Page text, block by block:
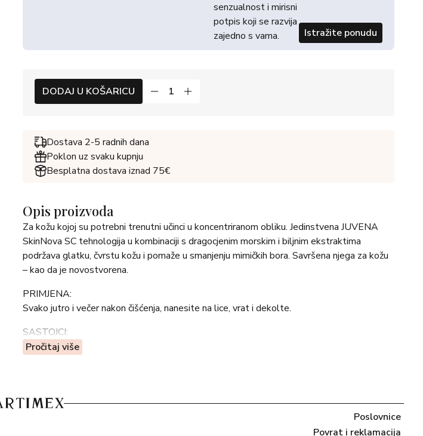
senzualnost i mirisni
potpis koji se razvija
zajedno s vama.
Istražite ponudu
DODAJ U KOŠARICU
Dostava 2-5 radnih dana
Poklon uz svaku kupnju
Besplatna dostava iznad 75€
Opis proizvoda
Za kožu kojoj su potrebni trenutni učinci u koncentriranom obliku. Jedinstvena JUVENA
SkinNova SC tehnologija u kombinaciji s dragocjenim morskim i biljnim ekstraktima
podržava glatku, čvrstu kožu i pomaže u smanjenju mimičkih bora. Savršena njega za kožu
– kao da je novostvorena.
PRIMJENA:
Svako jutro i večer nakon čišćenja, nanesite na lice, vrat i dekolte.
SASTOJCI:
AQUA [WATER], BUTYLENE GLYCOL, ALCOHOL, GLYCERIN, PENTYLENE GLYCOL,
POTASSIUM CHLORIDE, SODIUM CHLORIDE, SODIUM PHOSPHATE,
TETRASODIUM GLUTAMATE DIACETATE, PANTHENOL, SOLUBLE COLLAGEN,
PROPYLENE GLYCOL, CITRIC ACID, BENZOIC ACID, SORBIC ACID, 1,2-HEXANEDIOL,
Pročitaj više
Poslovnice
Povrat i reklamacija